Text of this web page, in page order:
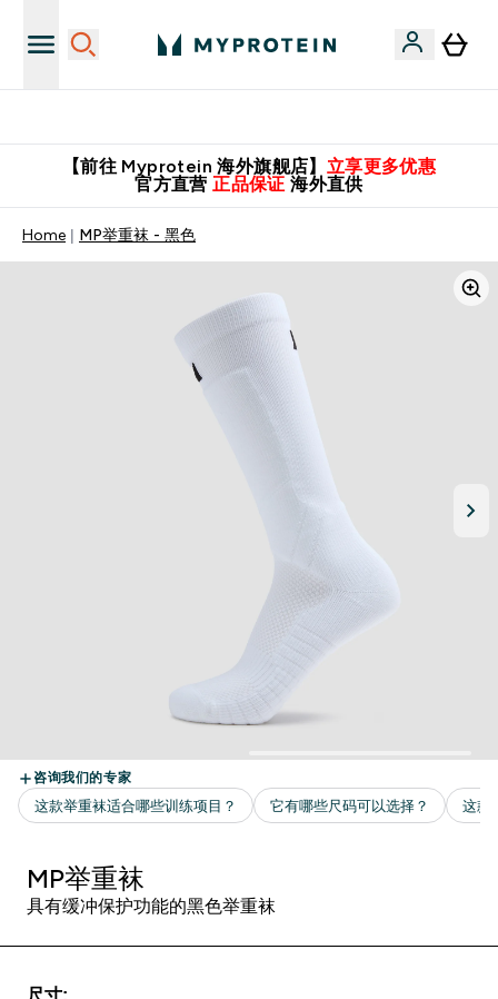
【前往 Myprotein 海外旗舰店】 立享更多优惠
官方直营 正品保证 海外直供
Home MP举重袜 - 黑色
MP举重袜
具有缓冲保护功能的黑色举重袜
尺寸: